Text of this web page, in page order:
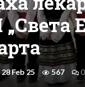
Feb 25 567 0